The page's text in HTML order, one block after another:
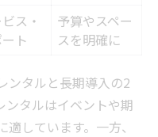
ス・
ト
予算やスペー
スを明確に
ンタルと長期導入の2
ンタルはイベントや期
しています。一方、